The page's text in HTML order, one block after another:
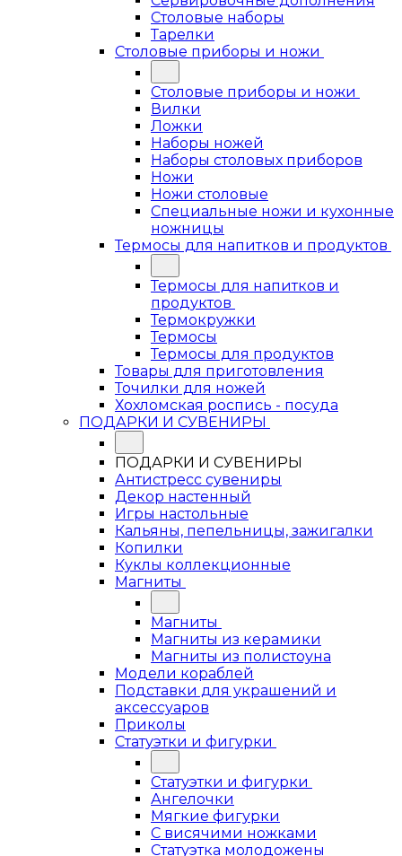
Столовые наборы
Тарелки
Столовые приборы и ножи
Столовые приборы и ножи
Вилки
Ложки
Наборы ножей
Наборы столовых приборов
Ножи
Ножи столовые
Специальные ножи и кухонные
ножницы
Термосы для напитков и продуктов
Термосы для напитков и
продуктов
Термокружки
Термосы
Термосы для продуктов
Товары для приготовления
Точилки для ножей
Хохломская роспись - посуда
ПОДАРКИ И СУВЕНИРЫ
ПОДАРКИ И СУВЕНИРЫ
Антистресс сувениры
Декор настенный
Игры настольные
Кальяны, пепельницы, зажигалки
Копилки
Куклы коллекционные
Магниты
Магниты
Магниты из керамики
Магниты из полистоуна
Модели кораблей
Подставки для украшений и
аксессуаров
Приколы
Статуэтки и фигурки
Статуэтки и фигурки
Ангелочки
Мягкие фигурки
С висячими ножками
Статуэтка молодожены